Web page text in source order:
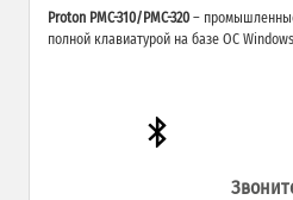
Proton PMC-310/PMC-320 –
полной клавиатурой на базе ОС